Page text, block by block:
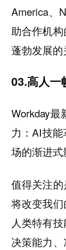
America、
助合作机
蓬勃发展的
03.高人一
Workday
力：AI技
场的渐进式
值得关注
将改变我
人类特有
决策能力